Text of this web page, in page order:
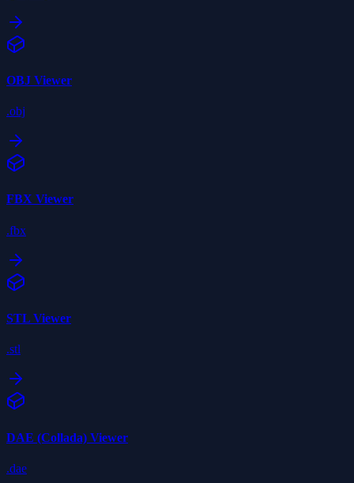
OBJ Viewer
.obj
FBX Viewer
.fbx
STL Viewer
.stl
DAE (Collada) Viewer
.dae